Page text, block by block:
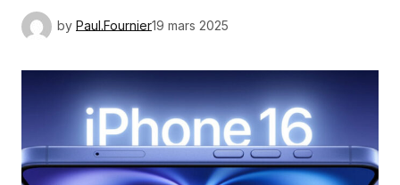
by Paul.Fournier19 mars 2025